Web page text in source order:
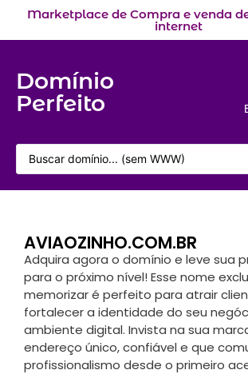
Marketplace de Compra e venda
internet
Domínio
Perfeito
AVIAOZINHO.COM.BR
Adquira agora o domínio e leve sua
para o próximo nível! Esse nome
memorizar é perfeito para atrair
fortalecer a identidade do seu
ambiente digital. Invista na sua
endereço único, confiável e que
profissionalismo desde o primeiro